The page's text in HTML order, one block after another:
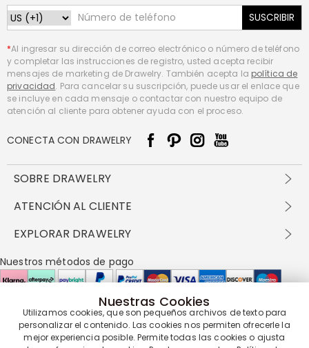
SUSCRIBIR
*Al ingresar su dirección de correo electrónico o número de teléfono
y completar las instrucciones de registro, usted acepta recibir
mensajes de marketing de Drawelry. También acepta la política de
privacidad. Para cancelar su suscripción, puede usar el enlace que
se incluye en cada mensaje o contactar con nuestro equipo de
atención al cliente para obtener ayuda con el proceso.
CONECTA CON DRAWELRY
SOBRE DRAWELRY
Sobre nosotros
política de privacidad
Preguntas frecuentes
ATENCIÓN AL CLIENTE
Envío y entrega
Devolución en 60 días
Cómo cuidar
EXPLORAR DRAWELRY
Drawelry Prime
Programa de Recompensas
Nuestros métodos de pago
Nuestros socios de entrega
Nuestras Cookies
Utilizamos cookies, que son pequeños archivos de texto para
personalizar el contenido. Las cookies nos permiten ofrecerle la
mejor experiencia posible. Permite todas las cookies o ajusta